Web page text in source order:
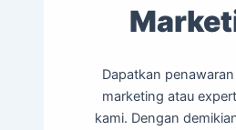
Dapatkan
marketing atau
kami. Dengan